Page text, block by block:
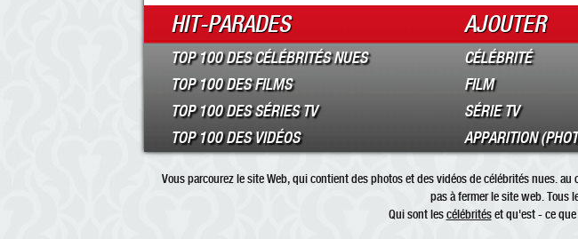
HIT-PARADES
TOP 100 DES CÉLÉBRITÉS NUES
TOP 100 DES FILMS
TOP 100 DES SÉRIES TV
TOP 100 DES VIDÉOS
AJOUTER
CÉLÉBRITÉ
FILM
SÉRIE TV
APPARITION
Vous parcourez le site Web, qui contient des photos et des vidéos de célébrités nues.
pas à fermer le site web. Tous
Qui sont lescélébritéset qu'est - ce